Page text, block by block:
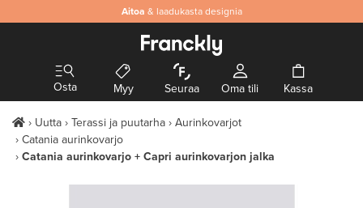
Aitoa & laadukasta designia
Osta Myy Seuraa Oma tili Kassa
Uutta Terassi ja puutarha
Aurinkovarjot
Catania aurinkovarjo
Catania aurinkovarjo + Capri aurinkovarjon jalka